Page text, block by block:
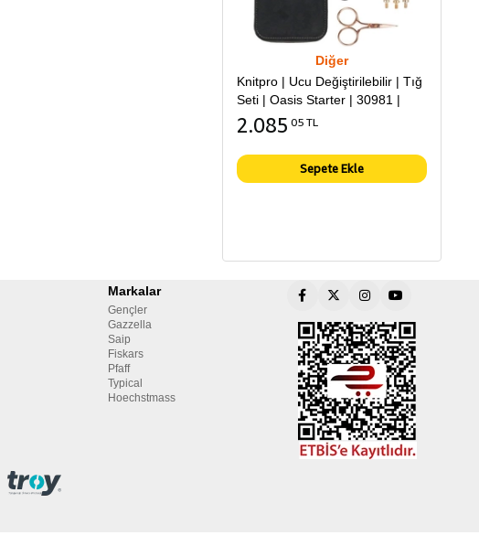
Diğer
Knitpro | Ucu Değiştirilebilir | Tığ
Seti | Oasis Starter | 30981 |
2.085 05 TL
Sepete Ekle
Markalar
Gençler
Gazzella
Saip
Fiskars
Pfaff
Typical
Hoechstmass